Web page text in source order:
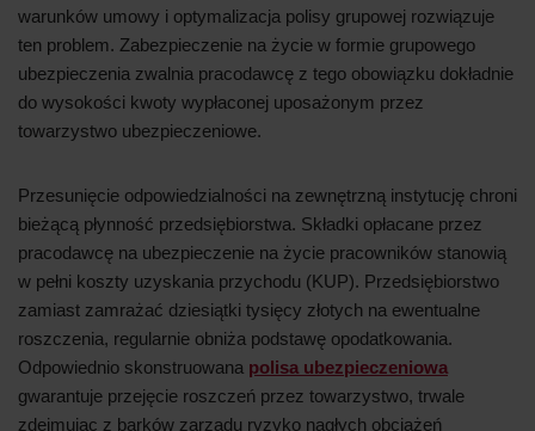
warunków umowy i optymalizacja polisy grupowej rozwiązuje
ten problem. Zabezpieczenie na życie w formie grupowego
ubezpieczenia zwalnia pracodawcę z tego obowiązku dokładnie
do wysokości kwoty wypłaconej uposażonym przez
towarzystwo ubezpieczeniowe.
Przesunięcie odpowiedzialności na zewnętrzną instytucję chroni
bieżącą płynność przedsiębiorstwa. Składki opłacane przez
pracodawcę na ubezpieczenie na życie pracowników stanowią
w pełni koszty uzyskania przychodu (KUP). Przedsiębiorstwo
zamiast zamrażać dziesiątki tysięcy złotych na ewentualne
roszczenia, regularnie obniża podstawę opodatkowania.
Odpowiednio skonstruowana polisa ubezpieczeniowa
gwarantuje przejęcie roszczeń przez towarzystwo, trwale
zdejmując z barków zarządu ryzyko nagłych obciążeń